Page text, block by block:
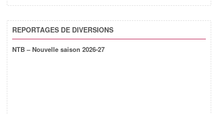
REPORTAGES DE DIVERSIONS
NTB – Nouvelle saison 2026-27